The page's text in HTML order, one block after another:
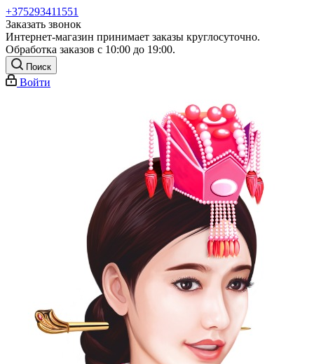
+375293411551
Заказать звонок
Интернет-магазин принимает заказы круглосуточно.
Обработка заказов с 10:00 до 19:00.
Поиск
Войти